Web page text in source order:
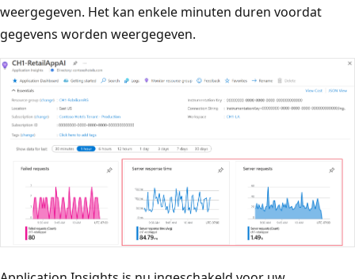
weergegeven. Het kan enkele minuten duren voordat
gegevens worden weergegeven.